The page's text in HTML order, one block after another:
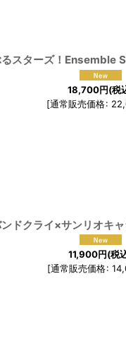
18,700円(税
[通常販売価格:
[
11,900円(税
[通常販売価格: